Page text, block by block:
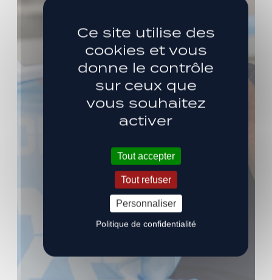
Ce site utilise des
cookies et vous
donne le contrôle
sur ceux que
vous souhaitez
activer
Tout accepter
Tout refuser
Personnaliser
Politique de confidentialité